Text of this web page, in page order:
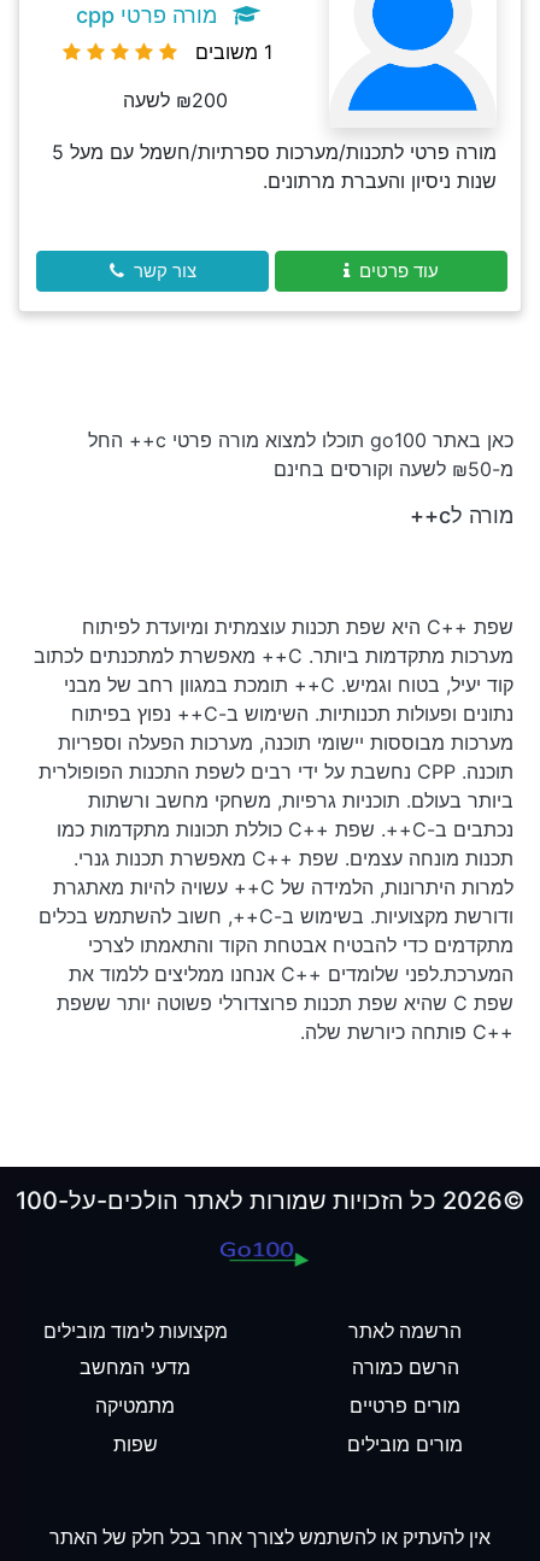
מורה פרטי cpp
1 משובים
₪200 לשעה
מורה פרטי לתכנות/מערכות ספרתיות/חשמל עם מעל 5
שנות ניסיון והעברת מרתונים.
עוד פרטים צור קשר
כאן באתר go100 תוכלו למצוא מורה פרטי c++ החל
מ-₪50 לשעה וקורסים בחינם
מורה לc++
שפת ++C היא שפת תכנות עוצמתית ומיועדת לפיתוח
מערכות מתקדמות ביותר. C++ מאפשרת למתכנתים לכתוב
קוד יעיל, בטוח וגמיש. C++ תומכת במגוון רחב של מבני
נתונים ופעולות תכנותיות. השימוש ב-C++ נפוץ בפיתוח
מערכות מבוססות יישומי תוכנה, מערכות הפעלה וספריות
תוכנה. CPP נחשבת על ידי רבים לשפת התכנות הפופולרית
ביותר בעולם. תוכניות גרפיות, משחקי מחשב ורשתות
נכתבים ב-C++. שפת ++C כוללת תכונות מתקדמות כמו
תכנות מונחה עצמים. שפת ++C מאפשרת תכנות גנרי.
למרות היתרונות, הלמידה של C++ עשויה להיות מאתגרת
ודורשת מקצועיות. בשימוש ב-C++, חשוב להשתמש בכלים
מתקדמים כדי להבטיח אבטחת הקוד והתאמתו לצרכי
המערכת.לפני שלומדים ++C אנחנו ממליצים ללמוד את
שפת C שהיא שפת תכנות פרוצדורלי פשוטה יותר ששפת
++C פותחה כיורשת שלה.
©2026 כל הזכויות שמורות לאתר הולכים-על-100
הרשמה לאתר
הרשם כמורה
מורים פרטיים
מורים מובילים
מקצועות לימוד מובילים
מדעי המחשב
מתמטיקה
שפות
אין להעתיק או להשתמש לצורך אחר בכל חלק של האתר